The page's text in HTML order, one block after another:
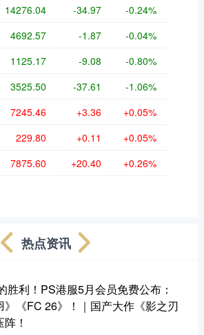
14276.04 -34.97 -0.24%
4692.57 -1.87 -0.04%
1125.17 -9.08 -0.80%
3525.50 -37.61 -1.06%
7245.46 +3.36 +0.05%
229.80 +0.11 +0.05%
7875.60 +20.40 +0.26%
热点资讯
胜利！PS港服5月会员免费公布：
》《FC 26》！｜国产大作《影之刃
！